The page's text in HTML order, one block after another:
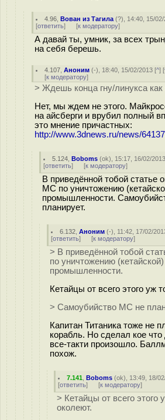
4.96 ,Вован из Тагила (?), 14:40, 15/
[ответить] [к модератору]
А давай ты, умник, за всех
на себя берешь.
4.107 ,Аноним (-), 18:40, 15/02/2013 [^] [
[к модератору]
> Ждешь конца гну/линукса
Нет, мы ждем не этого.
на айсберги и врубил полный
это мнение причастных:
http://www.3dnews.ru/news/
5.124 ,Boboms (ok), 15:17, 16/02/
[ответить] [к модератору]
В приведённой тобой статье
МС по уничтожению
промышленности.
планирует.
6.132 ,Аноним (-), 11:42, 17/02/
[ответить] [к модератору]
> В приведённой тобой
по уничтожению
промышленности.
Кетайцы от всего этого уж
> Самоубийство МС не
Капитан Титаника тоже не
корабль. Но сделал кое что
все-такти произошло.
похож.
7.141 ,Boboms (ok), 13:49, 18/
[ответить] [к модератору]
> Кетайцы от всего этого
околеют.